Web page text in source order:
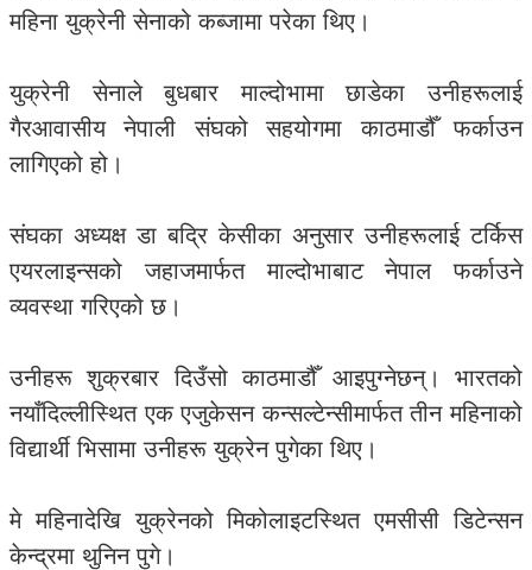
महिना युक्रेनी सेनाको कब्जामा परेका थिए।
युक्रेनी सेनाले बुधबार माल्दोभामा छाडेका उनीहरूलाई
गैरआवासीय नेपाली संघको सहयोगमा काठमाडौँ फर्काउन
लागिएको हो।
संघका अध्यक्ष डा बद्रि केसीका अनुसार उनीहरूलाई टर्किस
एयरलाइन्सको जहाजमार्फत माल्दोभाबाट नेपाल फर्काउने
व्यवस्था गरिएको छ।
उनीहरू शुक्रबार दिउँसो काठमाडौँ आइपुग्नेछन्। भारतको
नयाँदिल्लीस्थित एक एजुकेसन कन्सल्टेन्सीमार्फत तीन महिनाको
विद्यार्थी भिसामा उनीहरू युक्रेन पुगेका थिए।
मे महिनादेखि युक्रेनको मिकोलाइटस्थित एमसीसी डिटेन्सन
केन्द्रमा थुनिन पुगे।